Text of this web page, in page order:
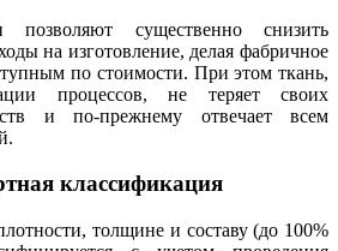
позволяют существенно снизить
на изготовление, делая фабричное
по стоимости. При этом ткань,
процессов, не теряет своих
и по-прежнему отвечает всем
классификация
толщине и составу (до 100%